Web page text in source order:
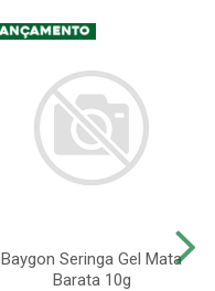
Baygon Seringa Gel Mata
Barata 10g